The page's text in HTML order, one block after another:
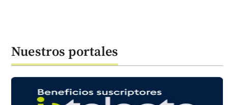
Nuestros portales